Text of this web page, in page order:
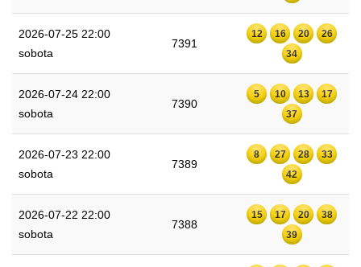
2026-07-25 22:00
sobota
7391
12 16 20
26
34
2026-07-24 22:00
sobota
7390
5 10 13
17
37
2026-07-23 22:00
sobota
7389
8 27 28
33
42
2026-07-22 22:00
sobota
7388
15 17 20
38
39